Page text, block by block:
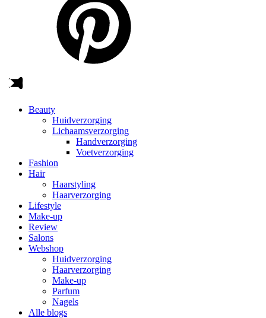
Beauty
Huidverzorging
Lichaamsverzorging
Handverzorging
Voetverzorging
Fashion
Hair
Haarstyling
Haarverzorging
Lifestyle
Make-up
Review
Salons
Webshop
Huidverzorging
Haarverzorging
Make-up
Parfum
Nagels
Alle blogs